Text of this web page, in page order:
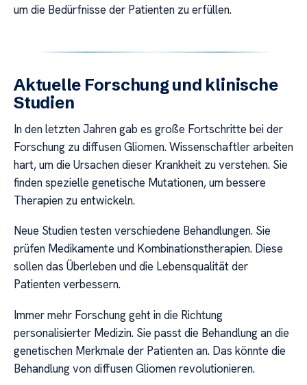
um die Bedürfnisse der Patienten zu erfüllen.
Aktuelle Forschung und klinische
Studien
In den letzten Jahren gab es große Fortschritte bei der
Forschung zu diffusen Gliomen. Wissenschaftler arbeiten
hart, um die Ursachen dieser Krankheit zu verstehen. Sie
finden spezielle genetische Mutationen, um bessere
Therapien zu entwickeln.
Neue Studien testen verschiedene Behandlungen. Sie
prüfen Medikamente und Kombinationstherapien. Diese
sollen das Überleben und die Lebensqualität der
Patienten verbessern.
Immer mehr Forschung geht in die Richtung
personalisierter Medizin. Sie passt die Behandlung an die
genetischen Merkmale der Patienten an. Das könnte die
Behandlung von diffusen Gliomen revolutionieren.